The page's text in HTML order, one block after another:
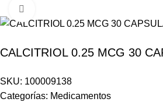
CALCITRIOL 0.25 MCG 30
SKU: 100009138
Categorías: Medicamentos